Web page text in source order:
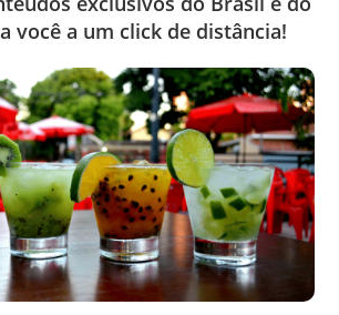
você a um click de distância!